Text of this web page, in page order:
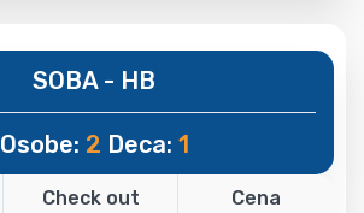
SOBA - HB
Osobe: 2 Deca: 1
Check out Cena